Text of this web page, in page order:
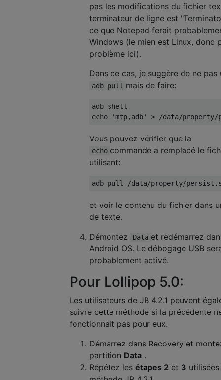
pas les modifications du fichier
terminateur de ligne est
ce que Notepad ferait
Windows (le mien est Linux, donc
problème ici).
Dans ce cas, je suggère de ne pas
adb pull mais de faire:
adb shell
Vous pouvez vérifier que la
echo commande a remplacé le
utilisant:
et voir le contenu du fichier dans
de texte.
Démontez
Data et redémarrez
Android OS. Le débogage USB
probablement activé.
Pour Lollipop 5.0:
Les utilisateurs de JB 4.2.1 peuvent
suivre cette méthode si la précédente
fonctionnait pas pour eux.
Démarrez dans Recovery et
partition Data .
Répétez les étapes 2 et 3